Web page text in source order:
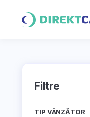
Filtre
TIP VÂNZĂTOR